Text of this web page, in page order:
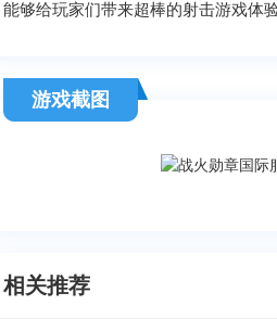
能够给玩家们带来超棒的射击游戏体
游戏截图
相关推荐